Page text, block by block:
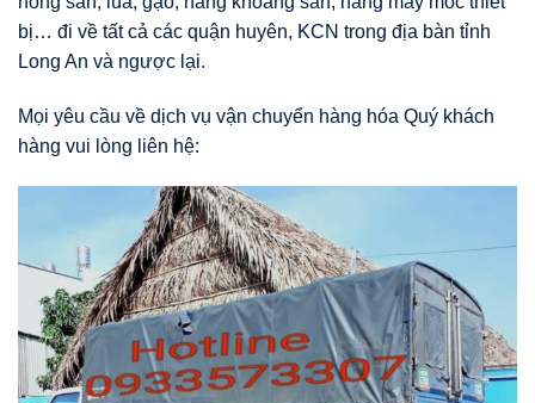
bị… đi về tất cả các quận huyên, KCN trong địa bàn tỉnh
Long An và ngược lại.
Mọi yêu cầu về dịch vụ vận chuyển hàng hóa Quý khách
hàng vui lòng liên hệ: